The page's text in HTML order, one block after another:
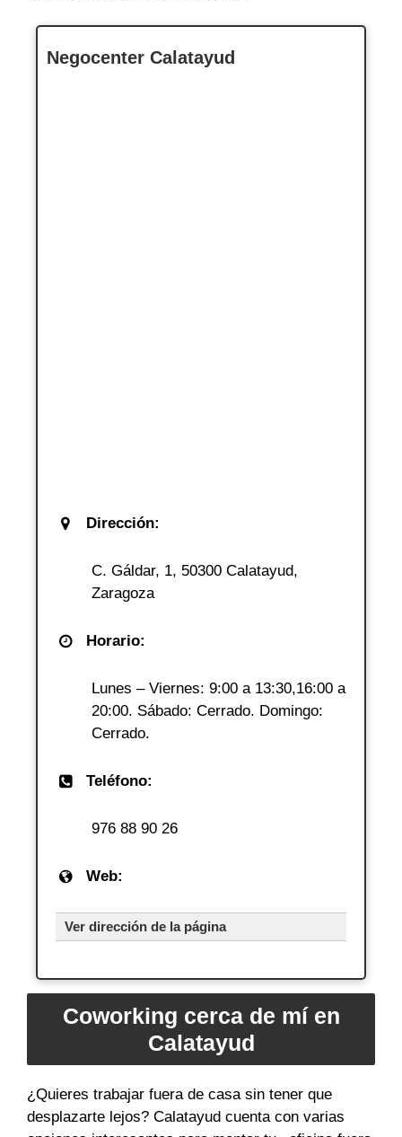
Negocenter Calatayud
Dirección:
C. Gáldar, 1, 50300 Calatayud,
Zaragoza
Horario:
Lunes – Viernes: 9:00 a 13:30,16:00 a
20:00. Sábado: Cerrado. Domingo:
Cerrado.
Teléfono:
976 88 90 26
Web:
Ver dirección de la página
Coworking cerca de mí en
Calatayud
¿Quieres trabajar fuera de casa sin tener que
desplazarte lejos? Calatayud cuenta con varias